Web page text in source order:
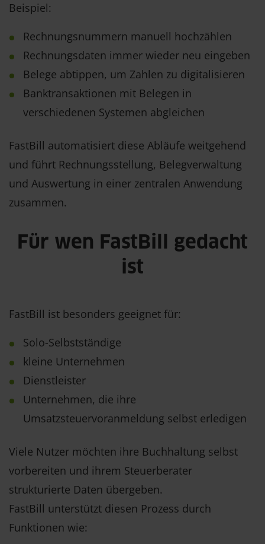
Beispiel:
Rechnungsnummern manuell hochzählen
Rechnungsdaten immer wieder neu eingeben
Belege abtippen, um Zahlen zu digitalisieren
Banktransaktionen mit Belegen in
verschiedenen Systemen abgleichen
FastBill automatisiert diese Abläufe weitgehend
und führt Rechnungsstellung, Belegverwaltung
und Auswertung in einer zentralen Anwendung
zusammen.
Für wen FastBill gedacht
ist
FastBill ist besonders geeignet für:
Solo-Selbstständige
kleine Unternehmen
Dienstleister
Unternehmen, die ihre
Umsatzsteuervoranmeldung selbst erledigen
Viele Nutzer möchten ihre Buchhaltung selbst
vorbereiten und ihrem Steuerberater
strukturierte Daten übergeben.
FastBill unterstützt diesen Prozess durch
Funktionen wie: